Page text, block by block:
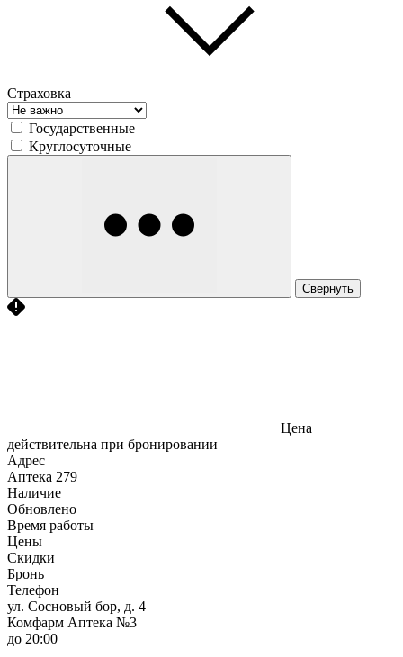
Страховка
Государственные
Круглосуточные
Свернуть
Цена
действительна при бронировании
Адрес
Аптека 279
Наличие
Обновлено
Время работы
Цены
Скидки
Бронь
Телефон
ул. Сосновый бор, д. 4
Комфарм Аптека №3
до 20:00